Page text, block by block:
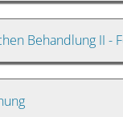
Behandlung II -